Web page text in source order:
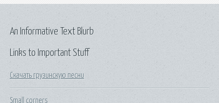
Links to Important Stuff
Скачать грузинскую песни
Small corners
An Informative Text Blurb